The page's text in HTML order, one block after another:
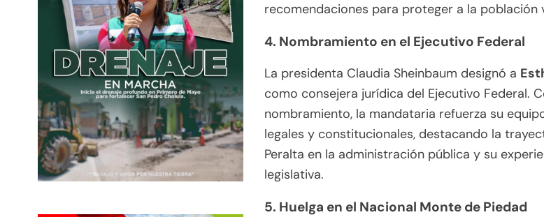
recomendaciones para proteger a la población
4. Nombramiento en el Ejecutivo Federal
La presidenta Claudia Sheinbaum designó a
como consejera jurídica del Ejecutivo Federal.
nombramiento, la mandataria refuerza su
legales y constitucionales, destacando la
Peralta en la administración pública y su
legislativa.
5. Huelga en el Nacional Monte de Piedad